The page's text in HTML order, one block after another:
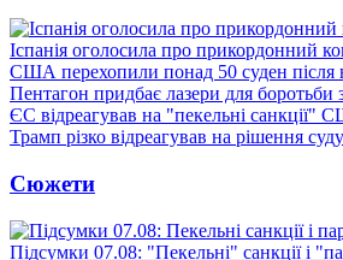
Іспанія оголосила про прикордонний
США перехопили понад 50 суден після
Пентагон придбає лазери для
ЄС відреагував на "пекельні санкції"
Трамп різко відреагував на рішення
Сюжети
Підсумки 07.08: "Пекельні" санкції і